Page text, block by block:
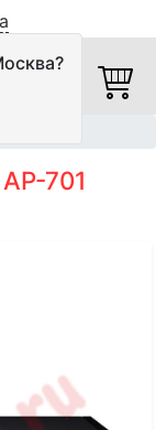
701